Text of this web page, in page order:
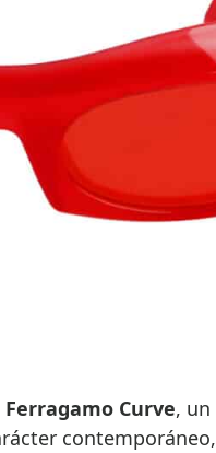
Curve, un
contemporáneo,